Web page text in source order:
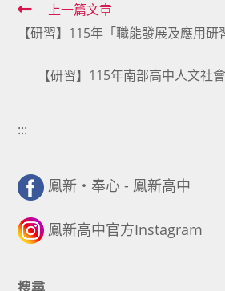
Read
more
上一篇文章
【研習】115年「職能發展及應用研
【研習】115年南部高中人文社
:::
鳳新・奉心 - 鳳新高中
鳳新高中官方Instagram